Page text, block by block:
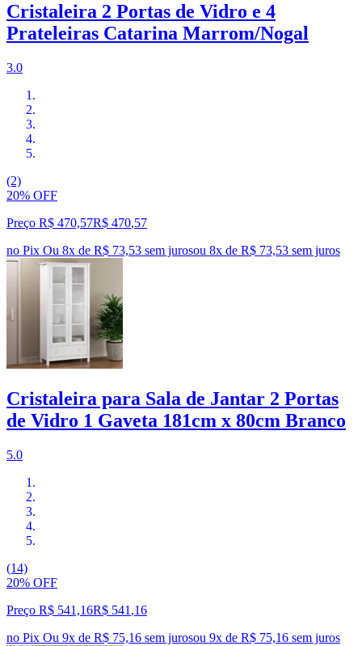
Cristaleira 2 Portas de Vidro e 4
Prateleiras Catarina Marrom/Nogal
3.0
(2)
20% OFF
Preço R$ 470,57R$ 470,57
no Pix Ou 8x de R$ 73,53 sem jurosou 8x de R$ 73,53 sem juros
Cristaleira para Sala de Jantar 2 Portas
de Vidro 1 Gaveta 181cm x 80cm Branco
5.0
(14)
20% OFF
Preço R$ 541,16R$ 541 ,16
no Pix Ou 9x de R$ 75,16 sem jurosou 9x de R$ 75,16 sem juros